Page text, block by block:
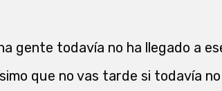
gente todavía no ha llegado a
que no vas tarde si todavía